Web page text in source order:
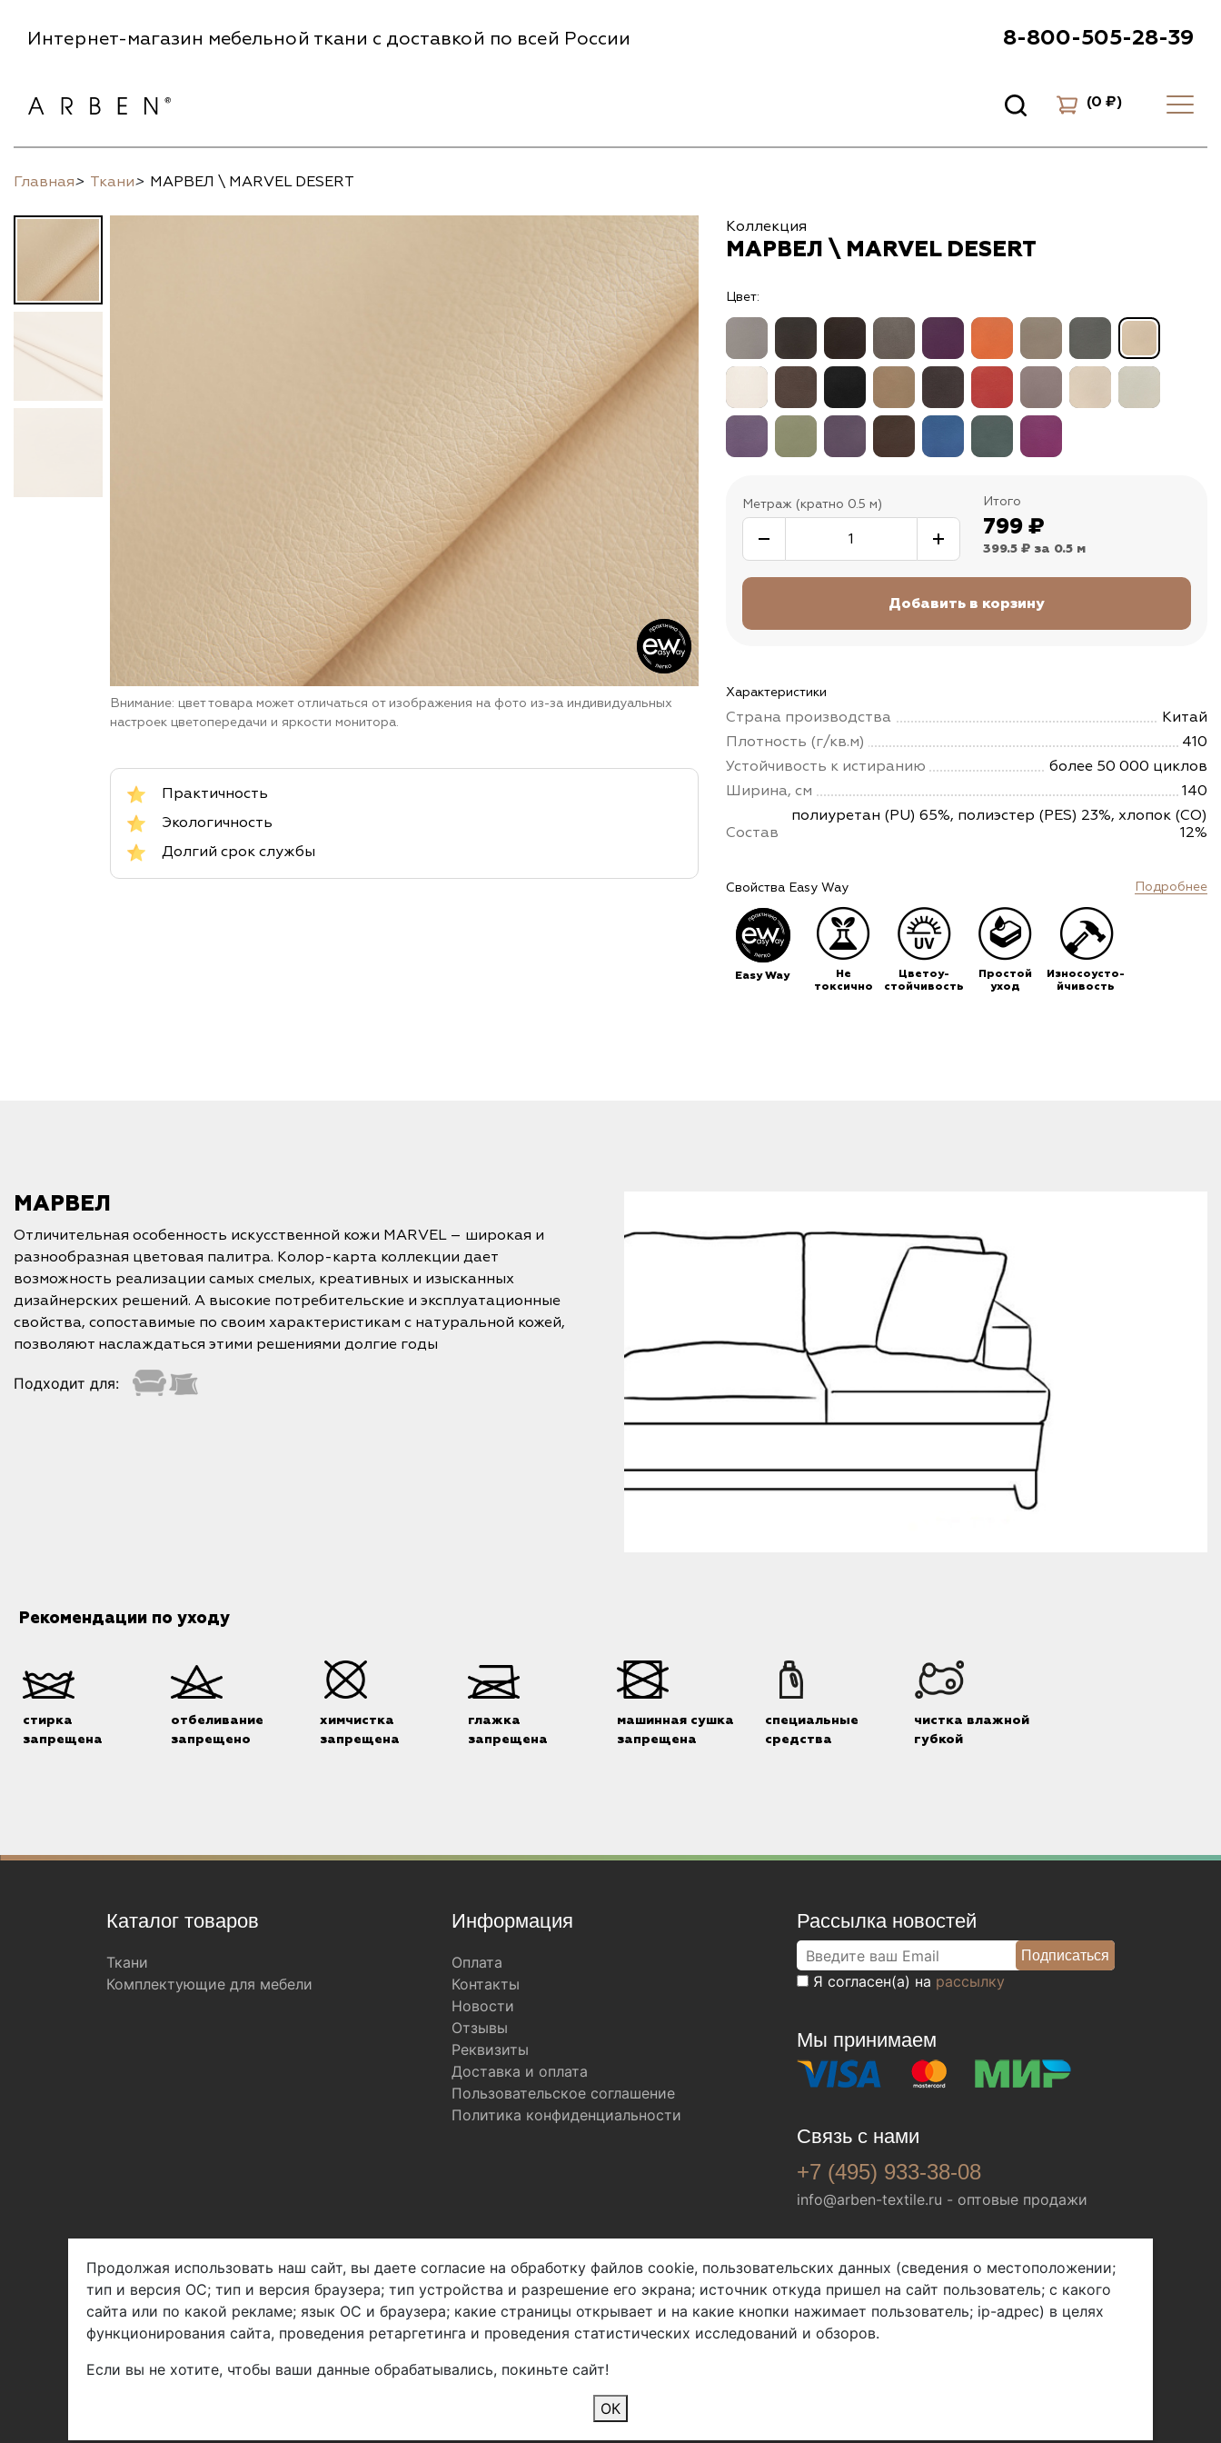
Интернет-магазин мебельной ткани с доставкой по всей России 8-800-505-28-39
(0 ₽)
Главная> Ткани> МАРВЕЛ \ MARVEL DESERT
Внимание: цвет товара может отличаться от изображения на фото из-за индивидуальных
настроек цветопередачи и яркости монитора.
Практичность
Экологичность
Долгий срок службы
Коллекция
МАРВЕЛ \ MARVEL DESERT
Цвет:
Метраж (кратно 0.5 м) Итого
799 ₽
399.5 ₽ за 0.5 м
Характеристики
Страна производства
Китай
Плотность (г/кв.м)
410
Устойчивость к истиранию
более 50 000 циклов
Ширина, см
140
Состав
полиуретан (PU) 65%, полиэстер (PES) 23%, хлопок (CO)
12%
Свойства Easy Way Подробнее
Easy Way
Не
токсично
Цветоу-
стойчивость
Простой
уход
Износоусто-
йчивость
МАРВЕЛ
Отличительная особенность искусственной кожи MARVEL – широкая и
разнообразная цветовая палитра. Колор-карта коллекции дает
возможность реализации самых смелых, креативных и изысканных
дизайнерских решений. А высокие потребительские и эксплуатационные
свойства, сопоставимые по своим характеристикам с натуральной кожей,
позволяют наслаждаться этими решениями долгие годы
Подходит для:
Рекомендации по уходу
стирка
запрещена
отбеливание
запрещено
химчистка
запрещена
глажка
запрещена
машинная сушка
запрещена
специальные
средства
чистка влажной
губкой
Каталог товаров
Ткани
Комплектующие для мебели
Информация
Оплата
Контакты
Новости
Отзывы
Реквизиты
Доставка и оплата
Пользовательское соглашение
Политика конфиденциальности
Рассылка новостей
Я согласен(а) на рассылку
Мы принимаем
Связь с нами
+7 (495) 933-38-08
info@arben-textile.ru - оптовые продажи
Арбен текстиль г. Щелково, пер.
1-й Советский д.25, владение 2.
Мы в соц. сетях
Продолжая использовать наш сайт, вы даете согласие на обработку файлов cookie, пользовательских данных (сведения о местоположении;
тип и версия ОС; тип и версия браузера; тип устройства и разрешение его экрана; источник откуда пришел на сайт пользователь; с какого
сайта или по какой рекламе; язык ОС и браузера; какие страницы открывает и на какие кнопки нажимает пользователь; ip-адрес) в целях
функционирования сайта, проведения ретаргетинга и проведения статистических исследований и обзоров.
Если вы не хотите, чтобы ваши данные обрабатывались, покиньте сайт!
ОК